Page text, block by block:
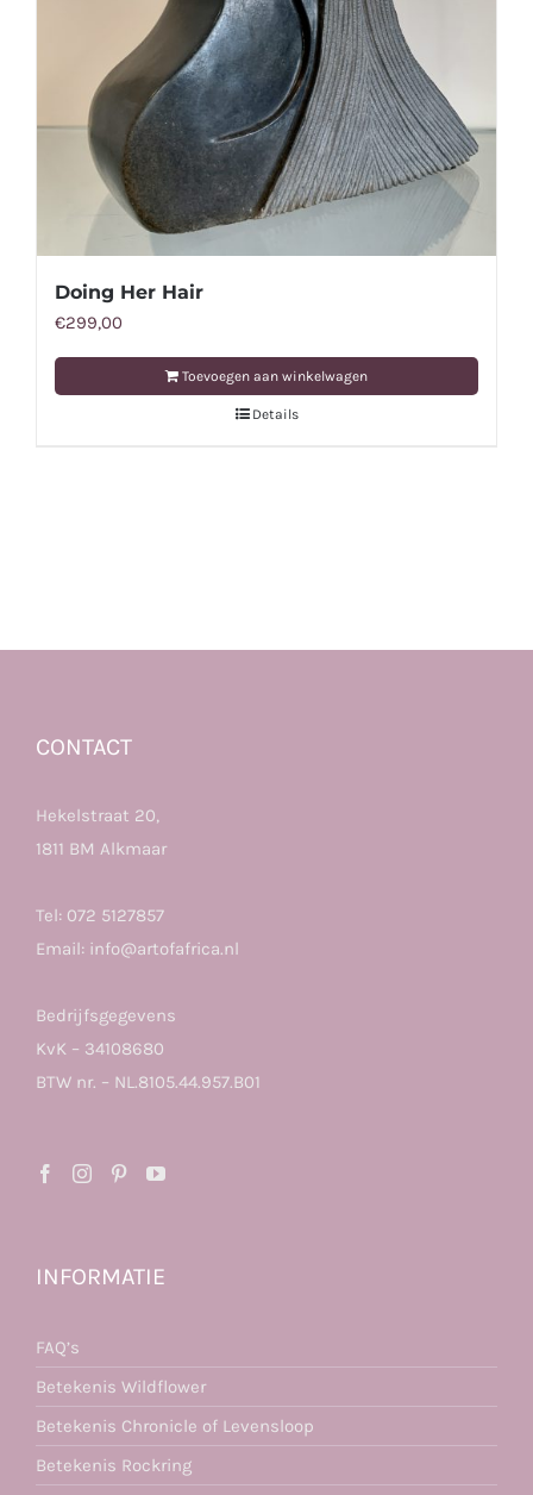
Doing Her Hair
€299,00
Toevoegen aan winkelwagen
Details
CONTACT
Hekelstraat 20,
1811 BM Alkmaar
Tel: 072 5127857
Email: info@artofafrica.nl
Bedrijfsgegevens
KvK – 34108680
BTW nr. – NL.8105.44.957.B01
INFORMATIE
FAQ’s
Betekenis Wildflower
Betekenis Chronicle of Levensloop
Betekenis Rockring